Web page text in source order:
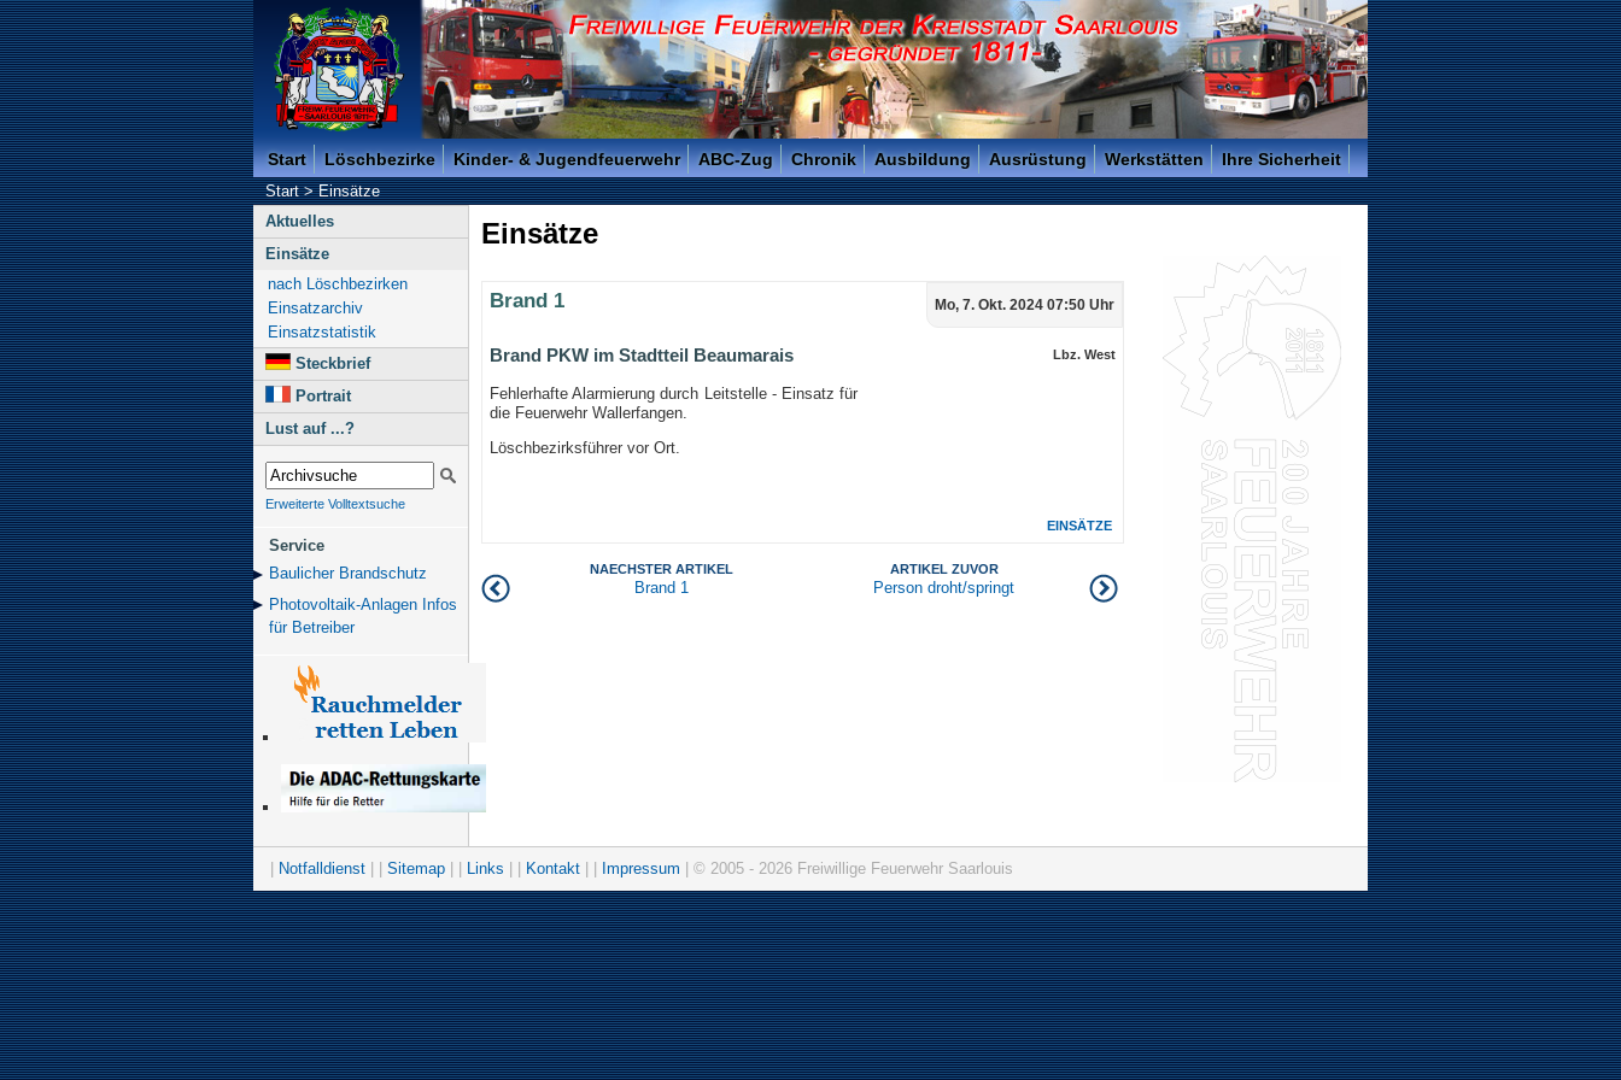
Freiwillige Feuerwehr der Kreisstadt Saarlouis - Gegründet 1811 -
Start Löschbezirke Kinder- & Jugendfeuerwehr ABC-Zug Chronik Ausbildung Ausrüstung Werkstätten Ihre Sicherheit
Start>Einsätze
Aktuelles
Einsätze
nach Löschbezirken
Einsatzarchiv
Einsatzstatistik
Steckbrief
Portrait
Lust auf ...?
Erweiterte Volltextsuche
Service
Baulicher Brand­schutz
Photovoltaik-Anlagen Infos
für Betreiber
Einsätze
Mo, 7. Okt. 2024 07:50 Uhr
Brand 1
Lbz. West
Brand PKW im Stadtteil Beaumarais
Fehlerhafte Alarmierung durch Leitstelle - Einsatz für
die Feuerwehr Wallerfangen.
Löschbezirksführer vor Ort.
EINSÄTZE
ARTIKEL ZUVOR
Person droht/springt
NAECHSTER ARTIKEL
Brand 1
Notfalldienst Sitemap Links Kontakt Impressum | © 2005 - 2026 Freiwillige Feuerwehr Saarlouis